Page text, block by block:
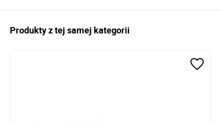
Produkty z tej samej kategorii